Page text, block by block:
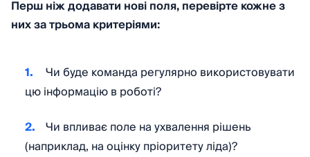
Перш ніж додавати нові поля, перевірте кожне з
них за трьома критеріями:
Чи буде команда регулярно використовувати
цю інформацію в роботі?
Чи впливає поле на ухвалення рішень
(наприклад, на оцінку пріоритету ліда)?